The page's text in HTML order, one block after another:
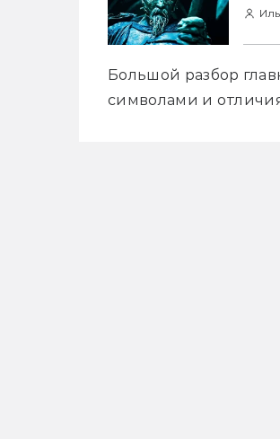
Большой разбор
символами и